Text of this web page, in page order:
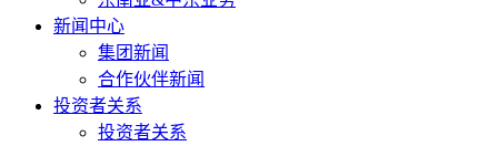
新闻中心
集团新闻
合作伙伴新闻
投资者关系
投资者关系